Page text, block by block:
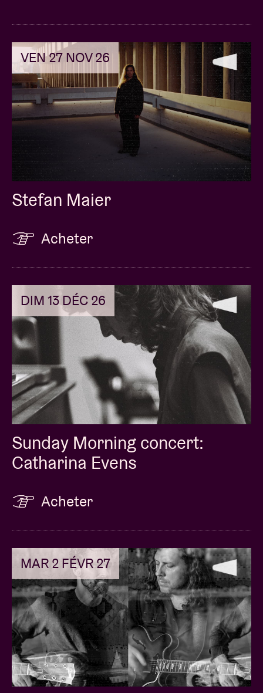
VEN 27 NOV 26
Stefan Maier
Acheter
DIM 13 DÉC 26
Sunday Morning concert:
Catharina Evens
Acheter
MAR 2 FÉVR 27